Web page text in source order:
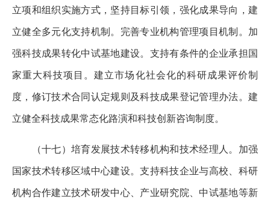
立项和组织实施方式，坚持目标引领，强化成果导向，建
立健全多元化支持机制。完善专业机构管理项目机制。加
强科技成果转化中试基地建设。支持有条件的企业承担国
家重大科技项目。建立市场化社会化的科研成果评价制
度，修订技术合同认定规则及科技成果登记管理办法。建
立健全科技成果常态化路演和科技创新咨询制度。
（十七）培育发展技术转移机构和技术经理人。加强
国家技术转移区域中心建设。支持科技企业与高校、科研
机构合作建立技术研发中心、产业研究院、中试基地等新